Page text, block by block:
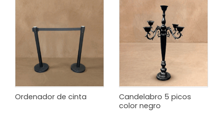
Ordenador de cinta
Candelabro 5 picos
color negro